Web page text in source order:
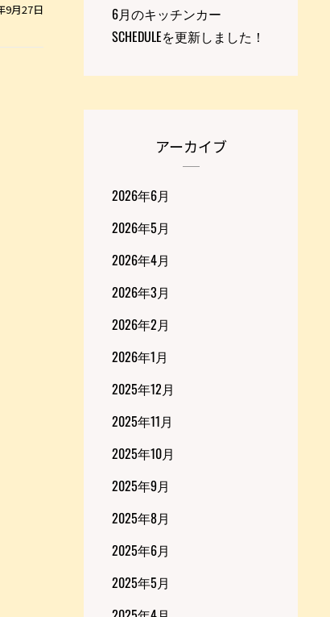
9月27日
6月のキッチンカー
SCHEDULEを更新しました！
アーカイブ
2026年6月
2026年5月
2026年4月
2026年3月
2026年2月
2026年1月
2025年12月
2025年11月
2025年10月
2025年9月
2025年8月
2025年6月
2025年5月